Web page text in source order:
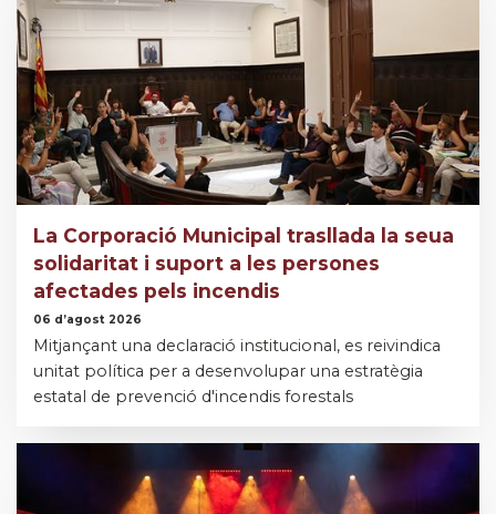
La Corporació Municipal trasllada la seua
solidaritat i suport a les persones
afectades pels incendis
06 d’agost 2026
Mitjançant una declaració institucional, es reivindica
unitat política per a desenvolupar una estratègia
estatal de prevenció d'incendis forestals